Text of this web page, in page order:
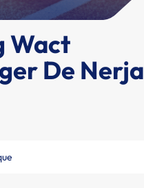
Wact
De Nerja